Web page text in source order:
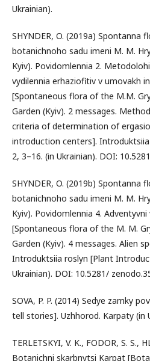
Ukrainian).
SHYNDER, O. (2019a) Spontanna
botanichnoho sadu imeni M. M.
Kyiv). Povidomlennia 2.
vydilennia erhaziofitiv v umovakh
[Spontaneous flora of the M.M.
Garden (Kyiv). 2 messages.
criteria of determination of
introduction centers].
2, 3–16. (in Ukrainian). DOI:
SHYNDER, O. (2019b) Spontanna
botanichnoho sadu imeni M. M.
Kyiv). Povidomlennia 4.
[Spontaneous flora of the M. M.
Garden (Kyiv). 4 messages. Alien
Introduktsiia roslyn [Plant
Ukrainian). DOI: 10.5281/
SOVA, P. P. (2014) Sedye zamky
tell stories]. Uzhhorod. Karpaty (in
TERLETSKYI, V. K., FODOR, S. S.,
Botanichni skarbnytsi Karpat